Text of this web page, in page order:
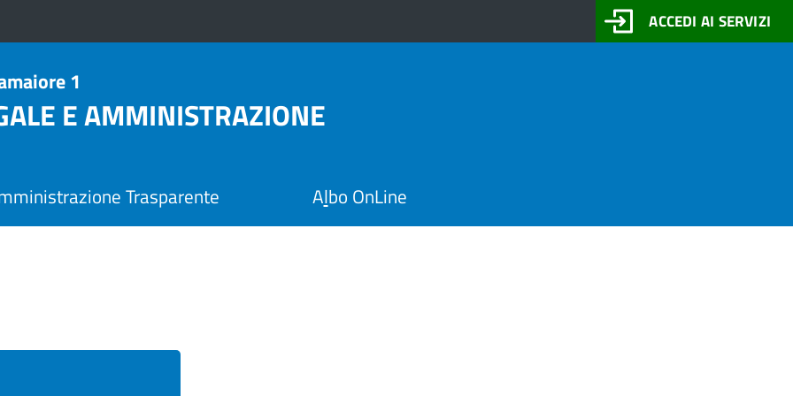
ACCEDI AI SERVIZI
1
E AMMINISTRAZIONE
Trasparente Albo OnLine